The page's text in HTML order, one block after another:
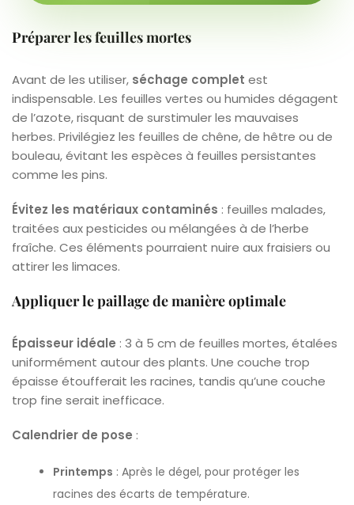
Préparer les feuilles mortes
Avant de les utiliser, séchage complet est
indispensable. Les feuilles vertes ou humides dégagent
de l’azote, risquant de surstimuler les mauvaises
herbes. Privilégiez les feuilles de chêne, de hêtre ou de
bouleau, évitant les espèces à feuilles persistantes
comme les pins.
Évitez les matériaux contaminés : feuilles malades,
traitées aux pesticides ou mélangées à de l’herbe
fraîche. Ces éléments pourraient nuire aux fraisiers ou
attirer les limaces.
Appliquer le paillage de manière optimale
Épaisseur idéale : 3 à 5 cm de feuilles mortes, étalées
uniformément autour des plants. Une couche trop
épaisse étoufferait les racines, tandis qu’une couche
trop fine serait inefficace.
Calendrier de pose :
Printemps : Après le dégel, pour protéger les
racines des écarts de température.